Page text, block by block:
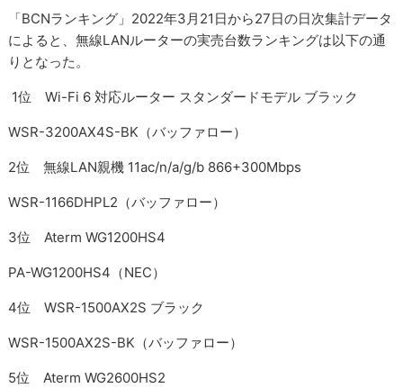
「BCNランキング」2022年3月21日から27日の日次集計データ
によると、無線LANルーターの実売台数ランキングは以下の通
りとなった。
1位 Wi-Fi 6 対応ルーター スタンダードモデル ブラック
WSR-3200AX4S-BK（バッファロー）
2位 無線LAN親機 11ac/n/a/g/b 866+300Mbps
WSR-1166DHPL2（バッファロー）
3位 Aterm WG1200HS4
PA-WG1200HS4（NEC）
4位 WSR-1500AX2S ブラック
WSR-1500AX2S-BK（バッファロー）
5位 Aterm WG2600HS2